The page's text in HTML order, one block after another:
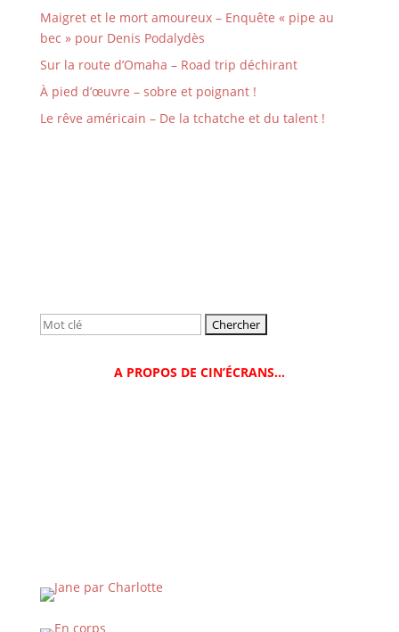
Maigret et le mort amoureux – Enquête « pipe au
bec » pour Denis Podalydès
Sur la route d’Omaha – Road trip déchirant
À pied d’œuvre – sobre et poignant !
Le rêve américain – De la tchatche et du talent !
Rechercher:
A PROPOS DE CIN’ÉCRANS…